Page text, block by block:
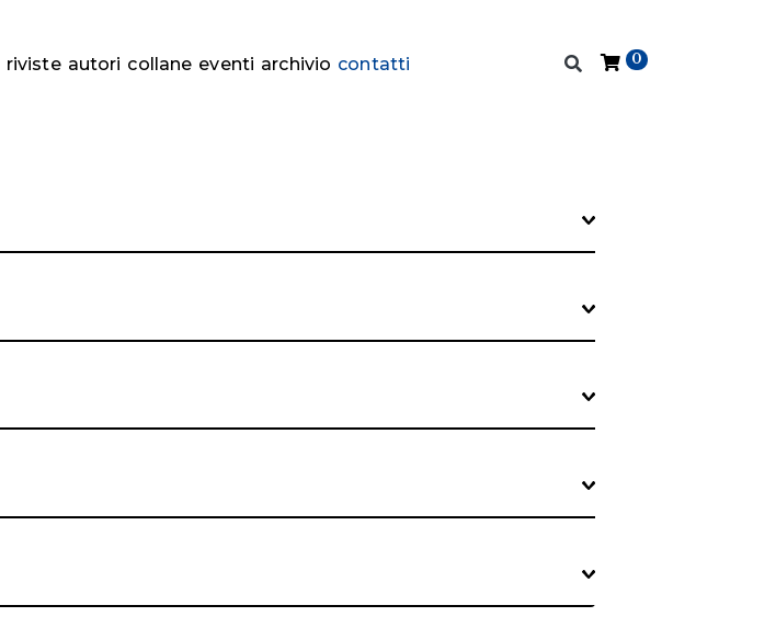
riviste autori collane eventi archivio contatti 0